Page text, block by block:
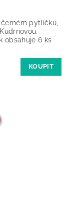
pytlíčku,
obsahuje 6 ks
KOUPIT